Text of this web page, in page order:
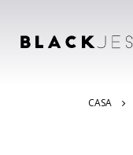
CASA